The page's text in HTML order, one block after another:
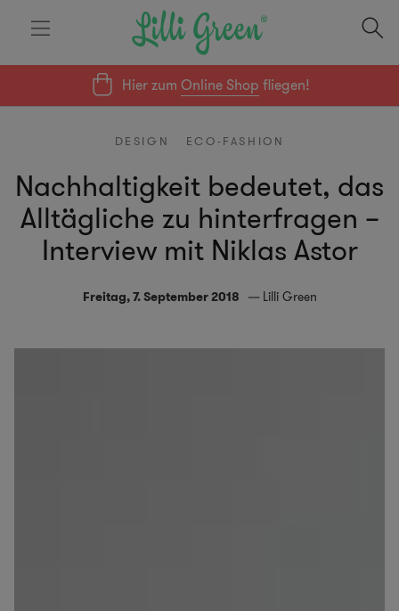
Hier zumOnline Shop fliegen!
DESIGN ECO-FASHION
Nachhaltigkeit bedeutet, das
Alltägliche zu hinterfragen –
Interview mit Niklas Astor
Freitag, 7. September 2018 Lilli Green